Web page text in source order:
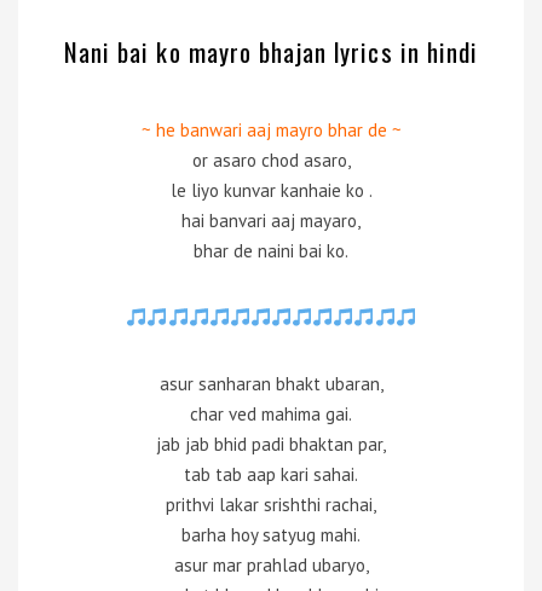
Nani bai ko mayro bhajan lyrics in hindi
~ he banwari aaj mayro bhar de ~
or asaro chod asaro,
le liyo kunvar kanhaie ko .
hai banvari aaj mayaro,
bhar de naini bai ko.
asur sanharan bhakt ubaran,
char ved mahima gai.
jab jab bhid padi bhaktan par,
tab tab aap kari sahai.
prithvi lakar srishthi rachai,
barha hoy satyug mahi.
asur mar prahlad ubaryo,